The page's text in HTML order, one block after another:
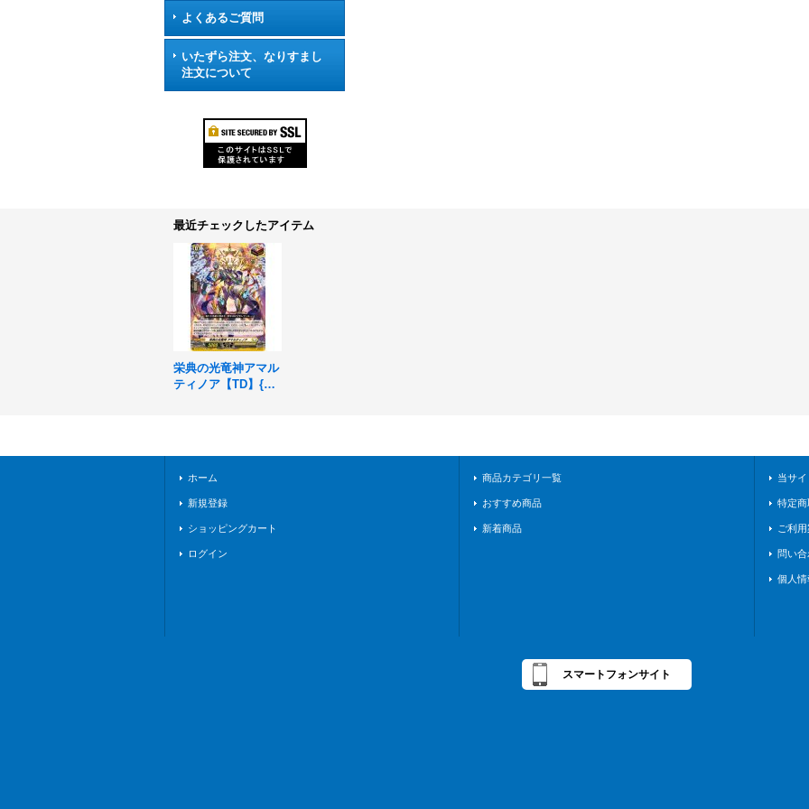
よくあるご質問
いたずら注文、なりすまし
注文について
最近チェックしたアイテム
栄典の光竜神アマル
ティノア【TD】{DZ
ホーム
新規登録
ショッピングカート
ログイン
商品カテゴリ一覧
おすすめ商品
新着商品
当サ
特定
ご利
問い合
個人
スマートフォンサイト